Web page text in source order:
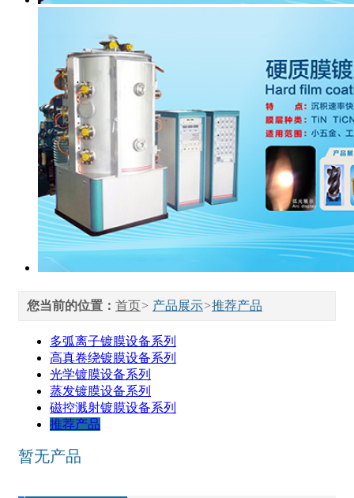
您当前的位置： 首页> 产品展示>推荐产品
多弧离子镀膜设备系列
高真卷绕镀膜设备系列
光学镀膜设备系列
蒸发镀膜设备系列
磁控溅射镀膜设备系列
推荐产品
暂无产品